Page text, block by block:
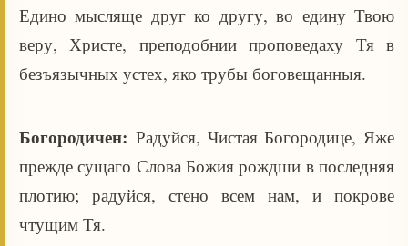
Едино мысляще друг ко другу, во едину Твою
веру, Христе, преподобнии проповедаху Тя в
безъязычных устех, яко трубы боговещанныя.
Богородичен: Радуйся, Чистая Богородице, Яже
прежде сущаго Слова Божия рождши в последняя
плотию; радуйся, стено всем нам, и покрове
чтущим Тя.